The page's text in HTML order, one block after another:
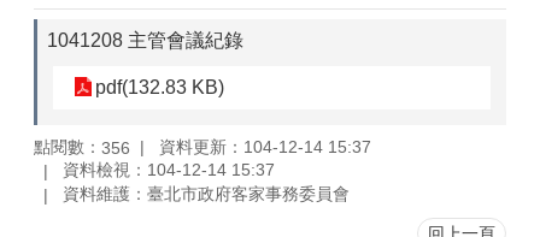
1041208 主管會議紀錄
pdf(132.83 KB)
點閱數： 356
資料更新：104-12-14 15:37
資料檢視：104-12-14 15:37
資料維護：臺北市政府客家事務委員會